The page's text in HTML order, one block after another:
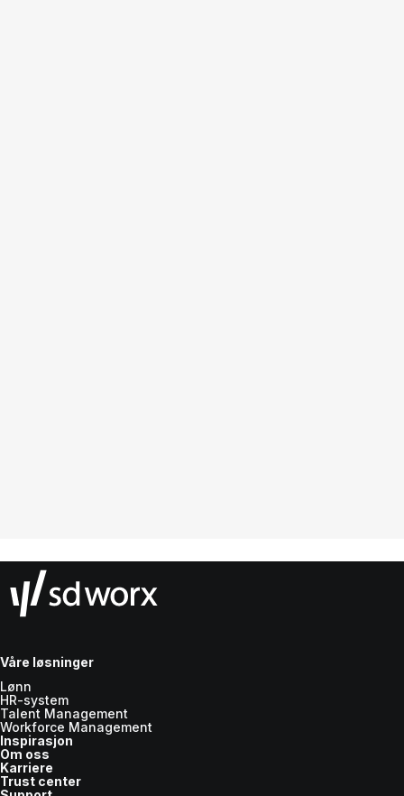
Våre løsninger
Lønn
HR-system
Talent Management
Workforce Management
Inspirasjon
Om oss
Karriere
Trust center